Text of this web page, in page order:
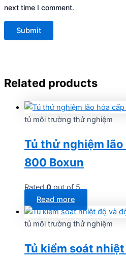
next time I comment.
Related products
tủ môi trường thử nghiệm
Tủ thử nghiệm lão
800 Boxun
Rated0out of 5
Read more
tủ môi trường thử nghiệm
Tủ kiểm soát